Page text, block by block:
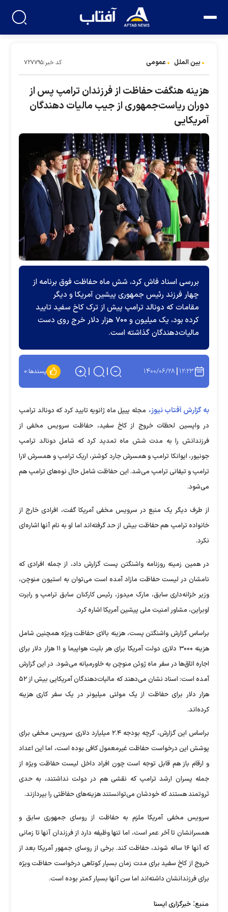
بین الملل عمومی کد خبر:۷۲۷۷۹۵
هزینه هنگفت حفاظت از فرزندان ترامپ پس از
دوران ریاست‌جمهوری از جیب مالیات دهندگان
آمریکایی
بررسی اسناد فاش کرد، شش ماه حفاظت فوق برنامه از
چهار فرزند رئیس جمهوری پیشین آمریکا و دیگر
مقامات که دونالد ترامپ پیش از ترک کاخ سفید تایید
کرده بود، یک میلیون و ۷۰۰ هزار دلار خرج روی دست
مالیات‌دهندگان گذاشته است.
۱۲:۲۳ ۱۴۰۰/۰۶/۲۸ پسندها:۰
به گزارش آفتاب نیوز، مجله پیپل ماه ژانویه تایید کرد که دونالد ترامپ
در واپسین لحظات خروج از کاخ سفید، حفاظت سرویس مخفی از
فرزندانش را به مدت شش ماه تمدید کرد که شامل دونالد ترامپ
جونیور، ایوانکا ترامپ و همسرش جارد کوشنر، اریک ترامپ و همسرش لارا
ترامپ و تیفانی ترامپ می‌شد. این حفاظت شامل حال نوه‌های ترامپ هم
می‌شود.
از طرف دیگر یک منبع در سرویس مخفی آمریکا گفت، افرادی خارج از
خانواده ترامپ هم حفاظت بیش از حد گرفته‌اند اما او به نام آنها اشاره‌ای
نکرد.
در همین زمینه روزنامه واشنگتن پست گزارش داد، از جمله افرادی که
نامشان در لیست حفاظت مازاد آمده است می‌توان به استیون منوچن،
وزیر خزانه‌داری سابق، مارک میدوز، رئیس کارکنان سابق ترامپ و رابرت
اوبراین، مشاور امنیت ملی پیشین آمریکا اشاره کرد.
براساس گزارش واشنگتن پست، هزینه بالای حفاظت ویژه همچنین شامل
هزینه ۳۰۰۰ دلاری دولت آمریکا برای هر بلیت هواپیما و ۱۱ هزار دلار برای
اجاره اتاق‌ها در سفر ماه ژوئن منوچن به خاورمیانه می‌شود. در این گزارش
آمده است: اسناد نشان می‌دهند که مالیات‌دهندگان آمریکایی بیش از ۵۲
هزار دلار برای حفاظت از یک مولتی میلیونر در یک سفر کاری هزینه
کرده‌اند.
براساس این گزارش، گرچه بودجه ۲.۴ میلیارد دلاری سرویس مخفی برای
پوشش این درخواست حفاظت غیرمعمول کافی بوده است، اما این اعداد
و ارقام باز هم قابل توجه است چون افراد داخل لیست حفاظت ویژه از
جمله پسران ارشد ترامپ که نقشی هم در دولت نداشتند، به حدی
ثروتمند هستند که خودشان می‌توانستند هزینه‌های حفاظتی را بپردازند.
سرویس مخفی آمریکا ملزم به حفاظت از روسای جمهوری سابق و
همسرانشان تا آخر عمر است، اما تنها وظیفه دارد از فرزندان آنها تا زمانی
که آنها ۱۶ ساله شوند، حفاظت کند. برخی از روسای جمهور آمریکا بعد از
خروج از کاخ سفید برای مدت زمان بسیار کوتاهی درخواست حفاظت ویژه
برای فرزندانشان داشته‌اند اما سن آنها بسیار کمتر بوده است.
منبع: خبرگزاری ایسنا